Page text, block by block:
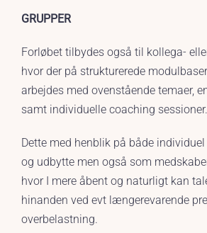
GRUPPER
Forløbet tilbydes også til kollega-
hvor der på strukturerede
arbejdes med ovenstående temaer,
samt individuelle coaching sessioner.
Dette med henblik på både
og udbytte men også som
hvor I mere åbent og naturligt kan
hinanden ved evt længerevarende
overbelastning.